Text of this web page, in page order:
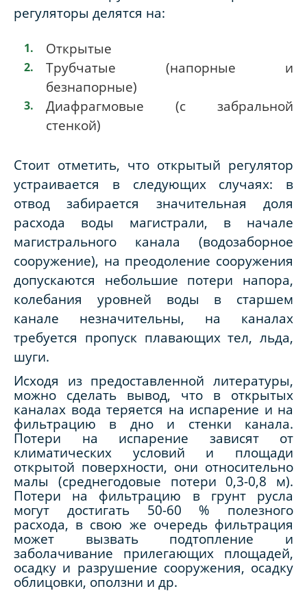
регуляторы делятся на:
Открытые
Трубчатые (напорные и
безнапорные)
Диафрагмовые (с забральной
стенкой)
Стоит отметить, что открытый регулятор
устраивается в следующих случаях: в
отвод забирается значительная доля
расхода воды магистрали, в начале
магистрального канала (водозаборное
сооружение), на преодоление сооружения
допускаются небольшие потери напора,
колебания уровней воды в старшем
канале незначительны, на каналах
требуется пропуск плавающих тел, льда,
шуги.
Исходя из предоставленной литературы,
можно сделать вывод, что в открытых
каналах вода теряется на испарение и на
фильтрацию в дно и стенки канала.
Потери на испарение зависят от
климатических условий и площади
открытой поверхности, они относительно
малы (среднегодовые потери 0,3-0,8 м).
Потери на фильтрацию в грунт русла
могут достигать 50-60 % полезного
расхода, в свою же очередь фильтрация
может вызвать подтопление и
заболачивание прилегающих площадей,
осадку и разрушение сооружения, осадку
облицовки, оползни и др.